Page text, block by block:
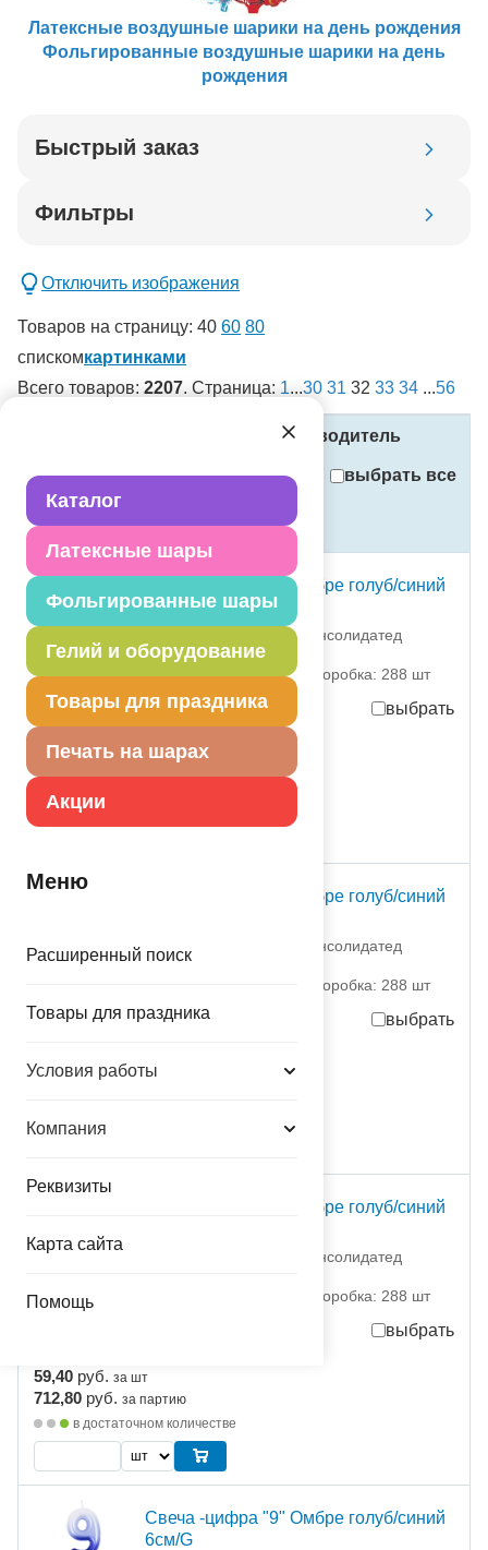
Каталог
Латексные шары
Фольгированные шары
Гелий и оборудование
Товары для праздника
Печать на шарах
Акции
Меню
Расширенный поиск
Товары для праздника
Условия работы
Компания
Реквизиты
Карта сайта
Помощь
Латексные воздушные шарики на день рождения
Фольгированные воздушные шарики на день
рождения
Быстрый заказ
Фильтры
!
Применить
Сбросить фильтры
Отключить изображения
Товаров на страницу: 40 60 80
спискомкартинками
Всего товаров: 2207. Страница: 1...30 31 32 33 34 ...56
Производитель
выбрать все
Стоимость
Свеча -цифра "6" Омбре голуб/синий
6см/G
1502-6392 Дженерал Консолидатед
Импекс Компан
партия поставки: 12 шт коробка: 288 шт
выбрать
59,40руб.за шт
712,80руб. за партию
в достаточном количестве
Свеча -цифра "7" Омбре голуб/синий
1502-6393 Дженерал Консолидатед
Импекс Компан
партия поставки: 12 шт коробка: 288 шт
выбрать
59,40руб.за шт
Свеча -цифра "8" Омбре голуб/синий
1502-6394 Дженерал Консолидатед
партия поставки: 12 шт коробка: 288 шт
выбрать
59,40 руб. за шт
712,80 руб. за партию
в достаточном количестве
Свеча -цифра "9" Омбре голуб/синий
6см/G